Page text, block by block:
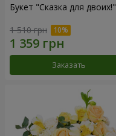
Букет "Сказка для двоих!"
1 510 грн
Заказать